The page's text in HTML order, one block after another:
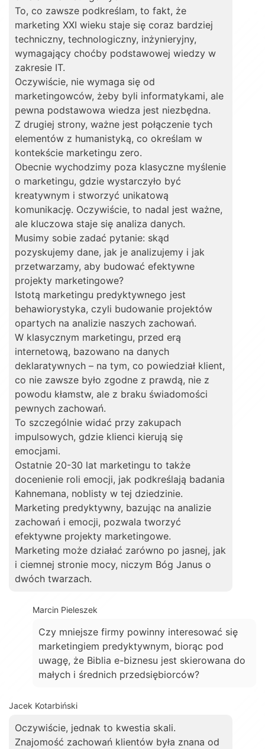
To, co zawsze podkreślam, to fakt, że
marketing XXI wieku staje się coraz bardziej
techniczny, technologiczny, inżynieryjny,
wymagający choćby podstawowej wiedzy w
zakresie IT.
Oczywiście, nie wymaga się od
marketingowców, żeby byli informatykami, ale
pewna podstawowa wiedza jest niezbędna.
Z drugiej strony, ważne jest połączenie tych
elementów z humanistyką, co określam w
kontekście marketingu zero.
Obecnie wychodzimy poza klasyczne myślenie
o marketingu, gdzie wystarczyło być
kreatywnym i stworzyć unikatową
komunikację. Oczywiście, to nadal jest ważne,
ale kluczowa staje się analiza danych.
Musimy sobie zadać pytanie: skąd
pozyskujemy dane, jak je analizujemy i jak
przetwarzamy, aby budować efektywne
projekty marketingowe?
Istotą marketingu predyktywnego jest
behawiorystyka, czyli budowanie projektów
opartych na analizie naszych zachowań.
W klasycznym marketingu, przed erą
internetową, bazowano na danych
deklaratywnych – na tym, co powiedział klient,
co nie zawsze było zgodne z prawdą, nie z
powodu kłamstw, ale z braku świadomości
pewnych zachowań.
To szczególnie widać przy zakupach
impulsowych, gdzie klienci kierują się
emocjami.
Ostatnie 20-30 lat marketingu to także
docenienie roli emocji, jak podkreślają badania
Kahnemana, noblisty w tej dziedzinie.
Marketing predyktywny, bazując na analizie
zachowań i emocji, pozwala tworzyć
efektywne projekty marketingowe.
Marketing może działać zarówno po jasnej, jak
i ciemnej stronie mocy, niczym Bóg Janus o
dwóch twarzach.
Marcin Pieleszek
Czy mniejsze firmy powinny interesować się
marketingiem predyktywnym, biorąc pod
uwagę, że Biblia e-biznesu jest skierowana do
małych i średnich przedsiębiorców?
Jacek Kotarbiński
Oczywiście, jednak to kwestia skali.
Znajomość zachowań klientów była znana od